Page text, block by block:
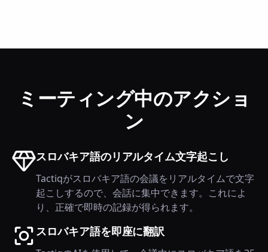
ミーティング中のアクショ
ン
スロバキア語のリアルタイム文字起こし
Tactiqがスロバキア語の会議をリアルタイムで文字
起こしするので、会話に集中できます。これによ
り、正確で即時の記録が得られます。
スロバキア語を即座に翻訳